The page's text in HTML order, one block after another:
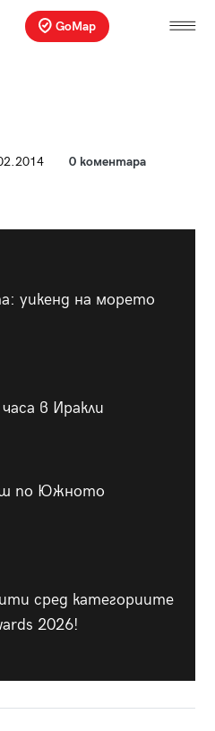
GoMap
0 коментара
уикенд на морето
в Иракли
по Южното
сред категориите
2026!